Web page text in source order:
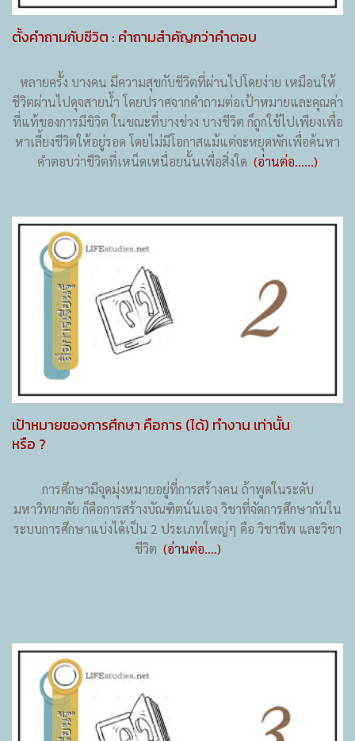
ตั้งคำถามกับชีวิต : คำถามสำคัญกว่าคำตอบ
หลายครั้ง บางคน มีความสุขกับชีวิตที่ผ่านไปโดยง่าย เหมือนให้
ชีวิตผ่านไปดุจสายน้ำ โดยปราศจากคำถามต่อเป้าหมายและคุณค่า
ที่แท้ของการมีชิวิต ในขณะที่บางช่วง บางชีวิต ก็ถูกใช้ไปเพียงเพื่อ
หาเลี้ยงชีวิตให้อยู่รอด โดยไม่มีโอกาสแม้แต่จะหยุดพักเพื่อค้นหา
คำตอบว่าชีวิตที่เหน็ดเหนื่อยนั้นเพื่อสิ่งใด (อ่านต่อ......)
เป้าหมายของการศึกษา คือการ (ได้) ทำงาน เท่านั้น
หรือ ?
การศึกษามีจุดมุ่งหมายอยู่ที่การสร้างคน ถ้าพูดในระดับ
มหาวิทยาลัย ก็คือการสร้างบัณฑิตนั่นเอง วิชาที่จัดการศึกษากันใน
ระบบการศึกษาแบ่งได้เป็น 2 ประเภทใหญ่ๆ คือ วิชาชีพ และวิชา
ชีวิต (อ่านต่อ....)